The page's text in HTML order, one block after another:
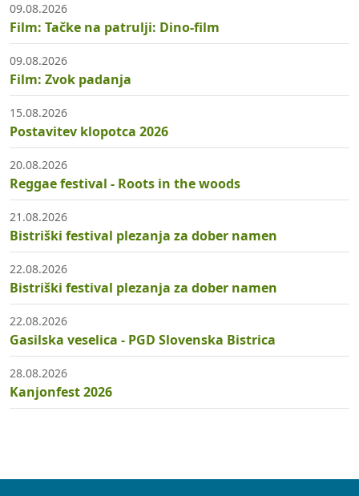
09.08.2026
Film: Tačke na patrulji: Dino-film
09.08.2026
Film: Zvok padanja
15.08.2026
Postavitev klopotca 2026
20.08.2026
Reggae festival - Roots in the woods
21.08.2026
Bistriški festival plezanja za dober namen
22.08.2026
Bistriški festival plezanja za dober namen
22.08.2026
Gasilska veselica - PGD Slovenska Bistrica
28.08.2026
Kanjonfest 2026